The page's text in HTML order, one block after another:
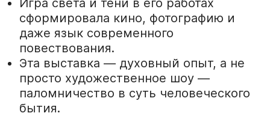
Игра света и тени в его работах
сформировала кино, фотографию и
даже язык современного
повествования.
Эта выставка — духовный опыт, а не
просто художественное шоу —
паломничество в суть человеческого
бытия.